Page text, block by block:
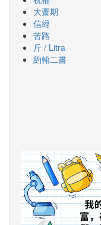
大齋期
信經
苦路
斤 / Litra
約翰二書